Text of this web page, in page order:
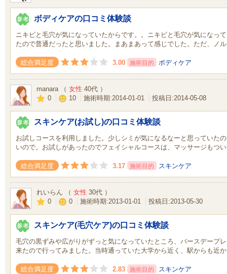
ボディケアの口コミ体験談
ニキビと毛穴が気になっていたからです。。ニキビと毛穴が気になっ
たので普通だったと思いました。まあまあって感じでした。ただ、ノ
総合満足度 3.00 施術目的 ボディケア
manara （ 女性 40代 ）
0
10 施術時期:2014-01-01 投稿日:2014-05-08
スキンケア(お試し)の口コミ体験談
お試しコースを利用しました。少しシミが気になるなーと思っていた
いので。お試しがあったのでフェイシャルコースは、マッサージもつ
総合満足度 3.17 施術目的 スキンケア
れいらん （ 女性 30代 ）
0
0 施術時期:2013-01-01 投稿日:2013-05-30
スキンケア(毛穴ケア)の口コミ体験談
毛穴の黒ずみや広がりがずっと気になっていたところ、バースデープ
来たので行ってみました。当時通っていた大学から近く、駅からも近
総合満足度 2.83 施術目的 スキンケア